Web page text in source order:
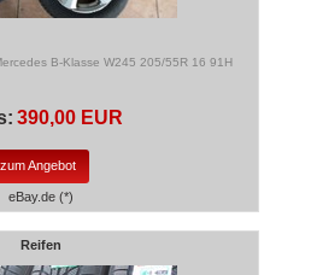
B-Klasse W245 205/55R 16 91H
390,00 EUR
zum Angebot
eBay.de (*)
Reifen